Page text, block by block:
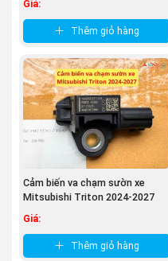
Giá:
Thêm giỏ hàng
Cảm biến va chạm sườn xe
Mitsubishi Triton 2024-2027
Giá:
Thêm giỏ hàng